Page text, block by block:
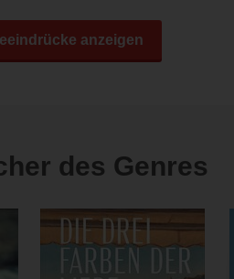
anzeigen
des Genres